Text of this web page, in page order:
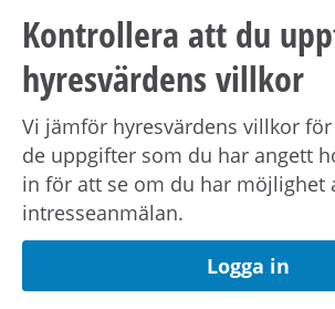
Om hyran
Kostnad för hushållsel tillkommer.
Förmedlingsinformation
Viktig information om visning
förmedling kan skickas ut via
dina kontaktuppgifter på Mina
Kontrollera att du
hyresvärdens villkor
Vi jämför hyresvärdens villkor
de uppgifter som du har angett
in för att se om du har möjlighet
intresseanmälan.
Logga in